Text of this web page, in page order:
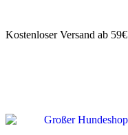
Kostenloser Versand ab 59€